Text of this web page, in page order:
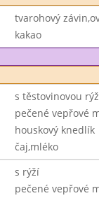
tvarohový
kakao
s těstovinovou
pečené vepřové
houskový knedlík
čaj,mléko
s rýží
pečené vepřové